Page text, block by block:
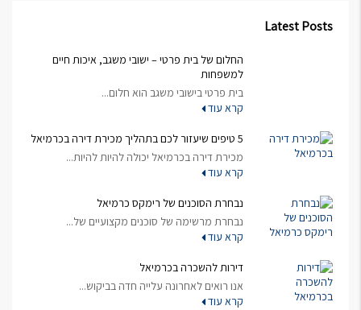
Latest Posts
החלום של בית פרטי – ישובי משגב, איכות חיים
למשפחות
בית פרטי בישובי משגב הוא חלום...
קרא עוד
5 טיפים שיעזור לכם בתהליך מכירת דירה בכרמיאל
מכירת דירה בכרמיאל יכולה להיות להיות...
קרא עוד
נבחרת הסוכנים של רימקס כרמיאל
נבחרת מרשימה של סוכנים מקצועיים של...
קרא עוד
דירות להשכרה בכרמיאל
אנו רואים לאחרונה עלייה חדה בביקוש...
קרא עוד